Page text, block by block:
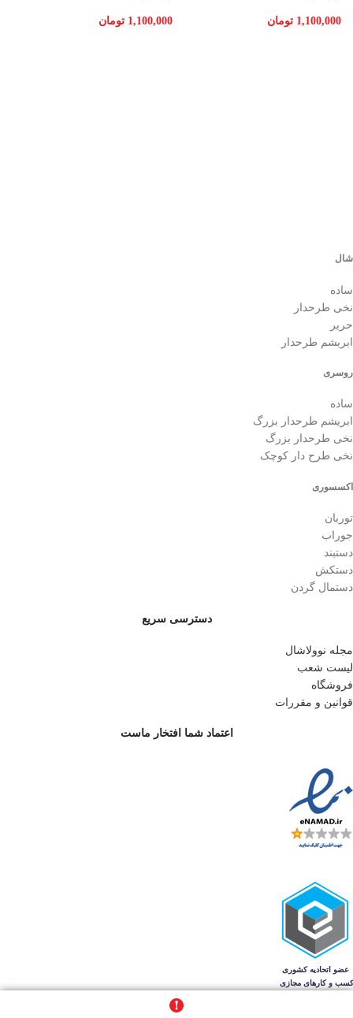
1,100,000 تومان 1,100,000 تومان
شال
ساده
نخی طرحدار
حریر
ابریشم طرحدار
روسری
ساده
ابریشم طرحدار بزرگ
نخی طرحدار بزرگ
نخی طرح دار کوچک
اکسسوری
توربان
جوراب
دستبند
دستکش
دستمال گردن
دسترسی سریع
مجله نوولاشال
لیست شعب
فروشگاه
قوانین و مقررات
اعتماد شما افتخار ماست
تمام حقوق برای فروشگاه اینترنتی نوولاشال محفوظ است.